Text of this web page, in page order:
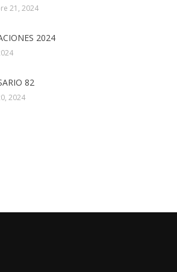
21, 2024
2024
82
2024